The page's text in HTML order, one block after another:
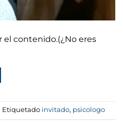
el contenido.(¿No eres
Etiquetado invitado, psicologo